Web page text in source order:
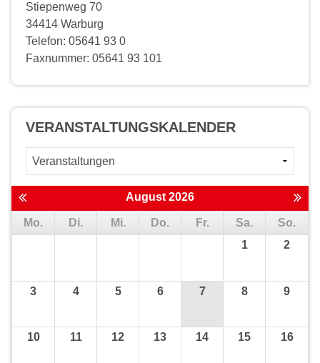
Stiepenweg 70
34414 Warburg
Telefon: 05641 93 0
Faxnummer: 05641 93 101
VERANSTALTUNGS­KALENDER
August 2026
Mo. Di. Mi. Do. Fr. Sa.
So.
1
2
3 4 5 6 7 8 9
10 11 12 13 14 15 16